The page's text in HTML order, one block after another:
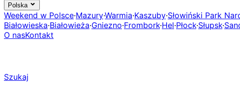
Polska
Weekend w Polsce·Mazury·Warmia·Kaszuby·Słowiński Park
Białowieska·Białowieża·Gniezno·Frombork·Hel·Płock·Słupsk·
O nasKontakt
Szukaj